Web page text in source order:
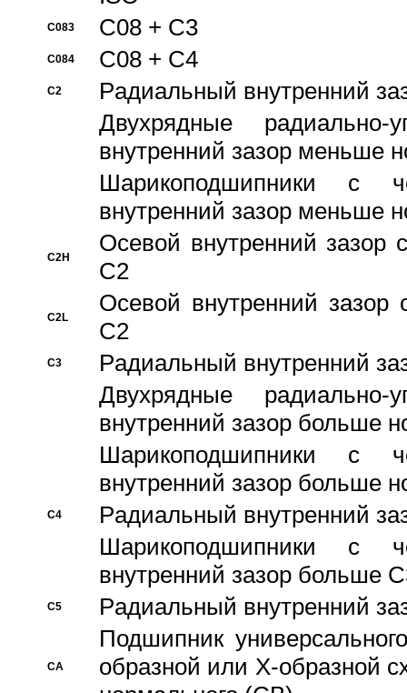
C083 C08 + C3
C084 C08 + C4
C2
Pадиальный внутренний
Двухрядные радиально-
внутренний зазор меньше
Шарикоподшипники с
внутренний зазор меньше
C2H
Осевой внутренний зазор
C2
C2L
Осевой внутренний зазор
C2
C3
Pадиальный внутренний
Двухрядные радиально-
внутренний зазор больше
Шарикоподшипники с
внутренний зазор больше
C4
Pадиальный внутренний
Шарикоподшипники с
внутренний зазор больше
C5 Pадиальный внутренний
CA
Подшипник
образной или Х-образной